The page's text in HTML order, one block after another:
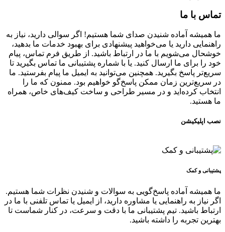
تماس با ما
ما همیشه آماده شنیدن صدای شما هستیم! اگر سوالی دارید، نیاز به
راهنمایی دارید یا می‌خواهید پیشنهادی برای بهبود خدمات ما بدهید،
خوشحال می‌شویم با ما در ارتباط باشید. از طریق فرم تماس، پیام
خود را برای ما ارسال کنید. یا با شماره پشتیبانی ما تماس بگیرید تا
سریع‌تر پاسخ بگیرید. همچنین می‌توانید به ایمیل ما پیام بفرستید. ما
در سریع‌ترین زمان ممکن پاسخ‌گو خواهیم بود. ممنون که ما را
انتخاب کرده‌اید و در مسیر طراحی و ساخت کیف‌های خاص، همراه
ما هستید.
نصب اپلیکیشن
پشتیبانی و کمک
ما همیشه آماده پاسخ‌گویی به سوالات و شنیدن نظرات شما هستیم.
اگر نیاز به راهنمایی یا مشاوره دارید، از ایمیل یا تماس تلفنی با ما در
ارتباط باشید. تیم پشتیبانی ما با دقت و سرعت، در کنار شماست تا
بهترین تجربه را داشته باشید.